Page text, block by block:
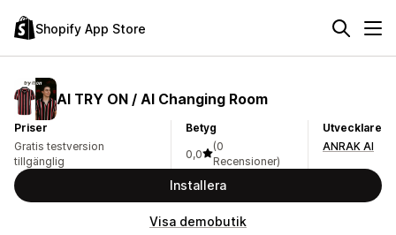
Shopify App Store
AI TRY ON / AI Changing Room
Priser
Gratis testversion
tillgänglig
Betyg
0,0
(0
Recensioner)
Utvecklare
ANRAK AI
Installera
Visa demobutik